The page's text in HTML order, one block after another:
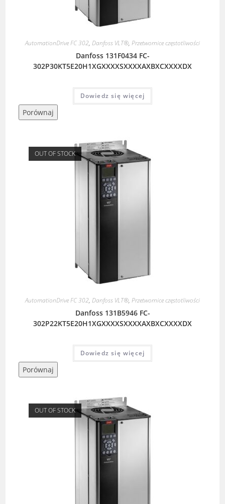
AutomationDrive FC 302, Danfoss VLT®, Przetwornice częstotliwości
Danfoss 131F0434 FC-
302P30KT5E20H1XGXXXXSXXXXAXBXCXXXXDX
Dowiedz się więcej
Porównaj
OUT OF STOCK
AutomationDrive FC 302, Danfoss VLT®, Przetwornice częstotliwości
Danfoss 131B5946 FC-
302P22KT5E20H1XGXXXXSXXXXAXBXCXXXXDX
Dowiedz się więcej
Porównaj
OUT OF STOCK